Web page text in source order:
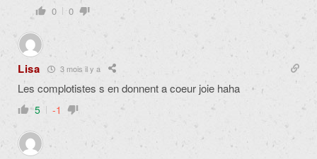
0 0
Lisa 3 mois il y a
Les complotistes s en donnent a coeur joie haha
5 -1